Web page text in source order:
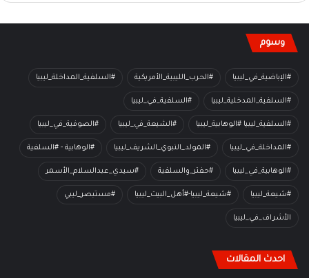
وسوم
#الإباضية_في_ليبيا #الحرب_الليبية_الأمريكية #السلفية_المداخلة_ليبيا
#السلفية_المدخلية_ليبيا #السلفية_في_ليبيا
#السلفية_ليبيا #الوهابية_ليبيا #الشيعة_في_ليبيا #الصوفية_في_ليبيا
#المداخلة_في_ليبيا #المولد_النبوي_الشريف_ليبيا #الوهابية - #السلفية
#الوهابية_في_ليبيا #حفتر_والسلفية #سيدي_عبدالسلام_الأسمر
#شيعة_ليبيا #شيعة_ليبيا-#أهل_البيت_ليبيا #مستبصر_ليبي
الأشراف_في_ليبيا
احدث المقالات